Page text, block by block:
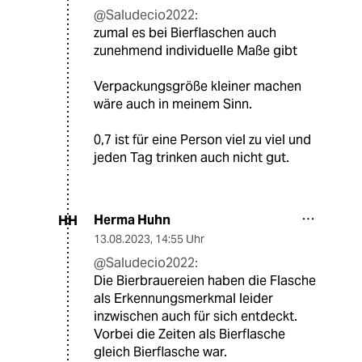
@Saludecio2022:
zumal es bei Bierflaschen auch
zunehmend individuelle Maße gibt
Verpackungsgröße kleiner machen
wäre auch in meinem Sinn.
0,7 ist für eine Person viel zu viel und
jeden Tag trinken auch nicht gut.
HH Herma Huhn
13.08.2023, 14:55 Uhr
@Saludecio2022:
Die Bierbrauereien haben die Flasche
als Erkennungsmerkmal leider
inzwischen auch für sich entdeckt.
Vorbei die Zeiten als Bierflasche
gleich Bierflasche war.